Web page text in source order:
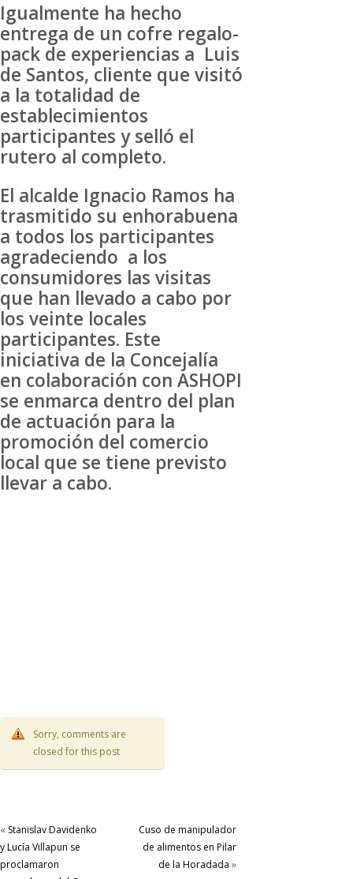
Igualmente ha hecho
entrega de un cofre regalo-
pack de experiencias a Luis
de Santos, cliente que visitó
a la totalidad de
establecimientos
participantes y selló el
rutero al completo.
El alcalde Ignacio Ramos ha
trasmitido su enhorabuena
a todos los participantes
agradeciendo a los
consumidores las visitas
que han llevado a cabo por
los veinte locales
participantes. Este
iniciativa de la Concejalía
en colaboración con ASHOPI
se enmarca dentro del plan
de actuación para la
promoción del comercio
local que se tiene previsto
llevar a cabo.
Sorry, comments are
closed for this post
« Stanislav Davidenko
y Lucía Villapun se
proclamaron
Cuso de manipulador
de alimentos en Pilar
de la Horadada »